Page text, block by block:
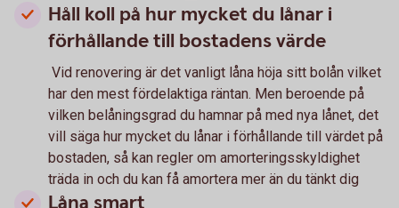
Håll koll på hur mycket du lånar i
förhållande till bostadens värde
Vid renovering är det vanligt låna höja sitt bolån vilket
har den mest fördelaktiga räntan. Men beroende på
vilken belåningsgrad du hamnar på med nya lånet, det
vill säga hur mycket du lånar i förhållande till värdet på
bostaden, så kan regler om amorteringsskyldighet
träda in och du kan få amortera mer än du tänkt dig